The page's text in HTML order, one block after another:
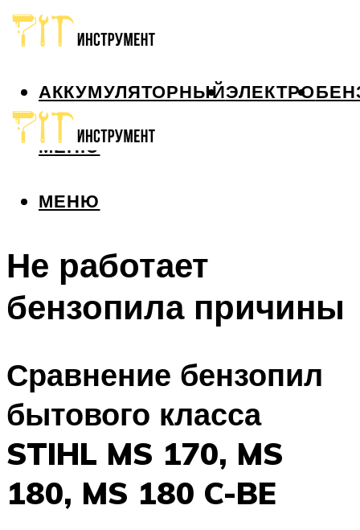
АККУМУЛЯТОРНЫЙЭЛЕКТРО
МЕНЮ
МЕНЮ
Не работает
бензопила причины
Сравнение бензопил
бытового класса
STIHL MS 170, MS
180, MS 180 C-BE